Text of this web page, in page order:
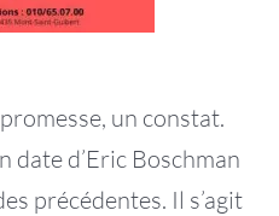
un constat.
date d’Eric Boschman
précédentes. Il s’agit